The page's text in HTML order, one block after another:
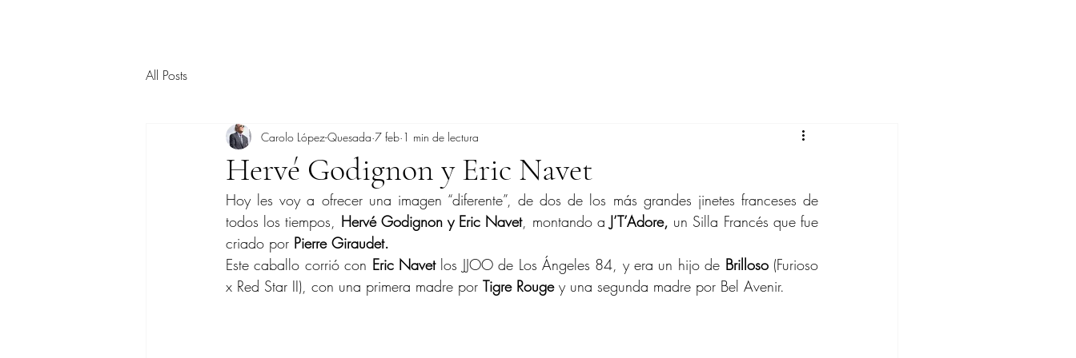
All Posts
Hervé Godignon y Eric Navet
Carolo López-Quesada 7 feb 1 min de lectura
Hoy les voy a ofrecer una imagen “diferente”, de dos de los más grandes jinetes franceses de
todos los tiempos, Hervé Godignon y Eric Navet, montando a J’T’Adore, un Silla Francés que fue
criado por Pierre Giraudet.
Este caballo corrió con Eric Navet los JJOO de Los Ángeles 84, y era un hijo de Brilloso (Furioso
x Red Star II), con una primera madre por Tigre Rouge y una segunda madre por Bel Avenir.